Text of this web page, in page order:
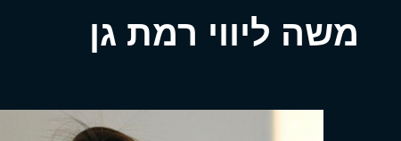
משה ליווי רמת גן